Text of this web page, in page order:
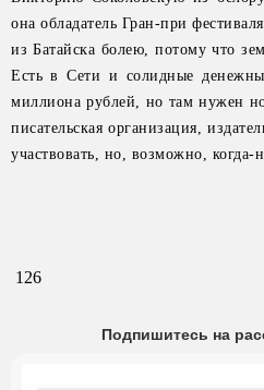
она обладатель Гран-при
из Батайска болею, потому что
Есть в Сети и солидные
миллиона рублей, но там нужен
писательская организация,
участвовать, но, возможно, когда-
126
Подпишитесь на